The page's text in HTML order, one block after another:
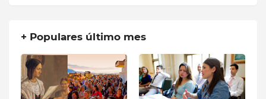
+ Populares último mes